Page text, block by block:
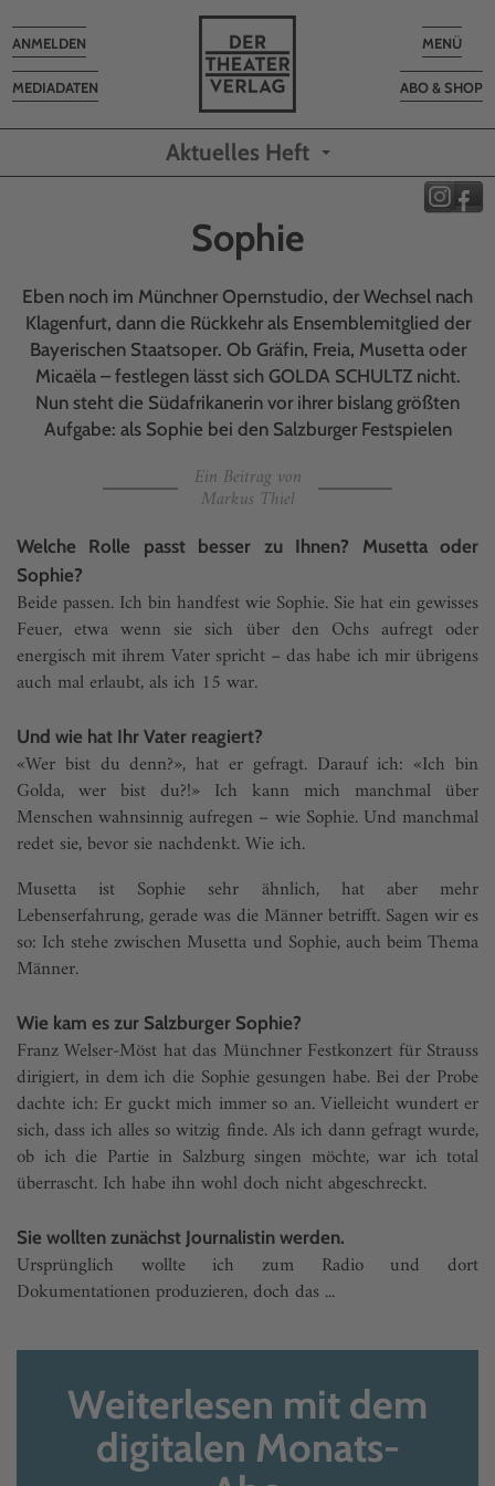
Toggle
MENÜ
ABO & SHOP
MEDIADATEN
Toggle
navigation
ANMELDEN
Aktuelles Heft
Sophie
Eben noch im Münchner Opernstudio, der Wechsel nach
Klagenfurt, dann die Rückkehr als Ensemblemitglied der
Bayerischen Staatsoper. Ob Gräfin, Freia, Musetta oder
Micaëla – festlegen lässt sich GOLDA SCHULTZ nicht.
Nun steht die Südafrikanerin vor ihrer bislang größten
Aufgabe: als Sophie bei den Salzburger Festspielen
Ein Beitrag von
Markus Thiel
Welche Rolle passt besser zu Ihnen? Musetta oder
Sophie?
Beide passen. Ich bin handfest wie Sophie. Sie hat ein gewisses
Feuer, etwa wenn sie sich über den Ochs aufregt oder
energisch mit ihrem Vater spricht – das habe ich mir übrigens
auch mal erlaubt, als ich 15 war.
Und wie hat Ihr Vater reagiert?
«Wer bist du denn?», hat er gefragt. Darauf ich: «Ich bin
Golda, wer bist du?!» Ich kann mich manchmal über
Menschen wahnsinnig aufregen – wie Sophie. Und manchmal
redet sie, bevor sie nachdenkt. Wie ich.
Musetta ist Sophie sehr ähnlich, hat aber mehr
Lebenserfahrung, gerade was die Männer betrifft. Sagen wir es
so: Ich stehe zwischen Musetta und Sophie, auch beim Thema
Männer.
Wie kam es zur Salzburger Sophie?
Franz Welser-Möst hat das Münchner Festkonzert für Strauss
dirigiert, in dem ich die Sophie gesungen habe. Bei der Probe
dachte ich: Er guckt mich immer so an. Vielleicht wundert er
sich, dass ich alles so witzig finde. Als ich dann gefragt wurde,
ob ich die Partie in Salzburg singen möchte, war ich total
überrascht. Ich habe ihn wohl doch nicht abgeschreckt.
Sie wollten zunächst Journalistin werden.
Ursprünglich wollte ich zum Radio und dort
Dokumentationen produzieren, doch das ...
Weiterlesen mit dem
digitalen Monats-